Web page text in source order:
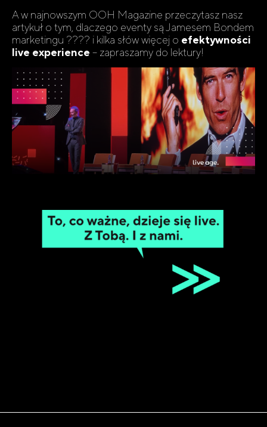
A w najnowszym OOH Magazine przeczytasz nasz
artykuł o tym, dlaczego eventy są Jamesem Bondem
marketingu ???? i kilka słów więcej o efektywności
live experience – zapraszamy do lektury!